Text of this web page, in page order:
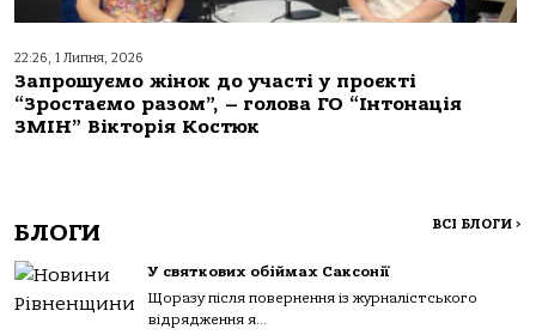
22:26, 1 Липня, 2026
Запрошуємо жінок до участі у проєкті
“Зростаємо разом”, – голова ГО “Інтонація
ЗМІН” Вікторія Костюк
БЛОГИ ВСІ БЛОГИ >
У святкових обіймах Саксонії
Щоразу після повернення із журналістського
відрядження я...